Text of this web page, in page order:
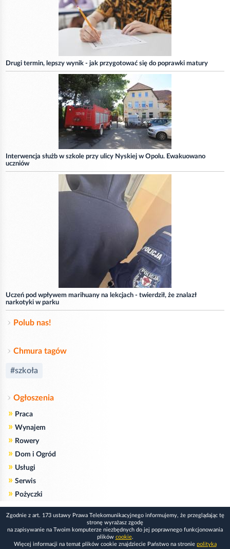
Drugi termin, lepszy wynik - jak przygotować się do poprawki matury
Interwencja służb w szkole przy ulicy Nyskiej w Opolu. Ewakuowano
uczniów
Uczeń pod wpływem marihuany na lekcjach - twierdził, że znalazł
narkotyki w parku
Polub nas!
Chmura tagów
#szkoła
Ogłoszenia
» Praca
» Wynajem
» Rowery
» Dom i Ogród
» Usługi
» Serwis
» Pożyczki
Zgodnie z art. 173 ustawy Prawa Telekomunikacyjnego informujemy, że przeglądając tę
stronę wyrażasz zgodę
na zapisywanie na Twoim komputerze niezbędnych do jej poprawnego funkcjonowania
plików cookie.
Więcej informacji na temat plików cookie znajdziecie Państwo na stronie polityka